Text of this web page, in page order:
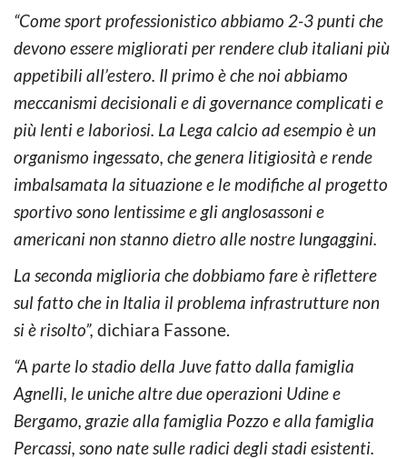
“Come sport professionistico abbiamo 2-3 punti che
devono essere migliorati per rendere club italiani più
appetibili all’estero. Il primo è che noi abbiamo
meccanismi decisionali e di governance complicati e
più lenti e laboriosi. La Lega calcio ad esempio è un
organismo ingessato, che genera litigiosità e rende
imbalsamata la situazione e le modifiche al progetto
sportivo sono lentissime e gli anglosassoni e
americani non stanno dietro alle nostre lungaggini.
La seconda miglioria che dobbiamo fare è riflettere
sul fatto che in Italia il problema infrastrutture non
si è risolto”, dichiara Fassone.
“A parte lo stadio della Juve fatto dalla famiglia
Agnelli, le uniche altre due operazioni Udine e
Bergamo, grazie alla famiglia Pozzo e alla famiglia
Percassi, sono nate sulle radici degli stadi esistenti.